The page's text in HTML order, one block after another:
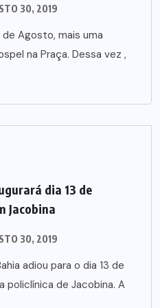
30, 2019
Agosto, mais uma
na Praça. Dessa vez ,
dia 13 de
Jacobina
30, 2019
adiou para o dia 13 de
policlínica de Jacobina. A